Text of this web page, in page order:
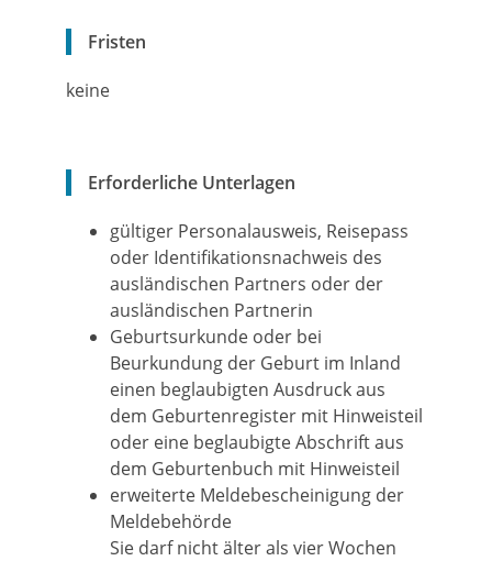
Fristen
keine
Erforderliche Unterlagen
gültiger Personalausweis, Reisepass
oder Identifikationsnachweis des
ausländischen Partners oder der
ausländischen Partnerin
Geburtsurkunde oder bei
Beurkundung der Geburt im Inland
einen beglaubigten Ausdruck aus
dem Geburtenregister mit Hinweisteil
oder eine beglaubigte Abschrift aus
dem Geburtenbuch mit Hinweisteil
erweiterte Meldebescheinigung der
Meldebehörde
Sie darf nicht älter als vier Wochen